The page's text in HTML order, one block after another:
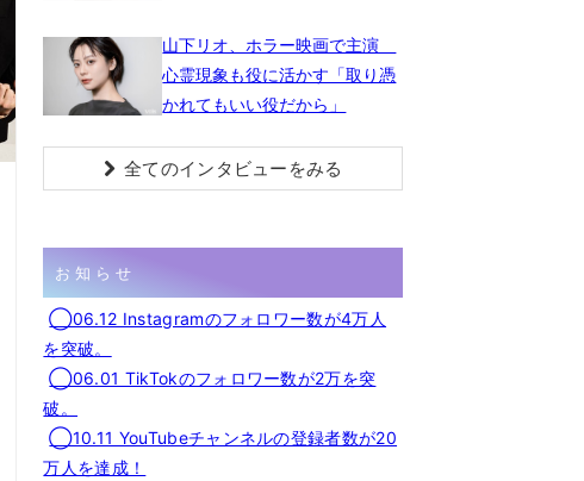
山下リオ、ホラー映画で主演
心霊現象も役に活かす「取り憑
かれてもいい役だから」
全てのインタビューをみる
お知らせ
◯06.12 Instagramのフォロワー数が4万人
を突破。
◯06.01 TikTokのフォロワー数が2万を突
破。
◯10.11 YouTubeチャンネルの登録者数が20
万人を達成！